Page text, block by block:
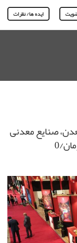
ایده ها/ نظرات
صنایع معدنی
0